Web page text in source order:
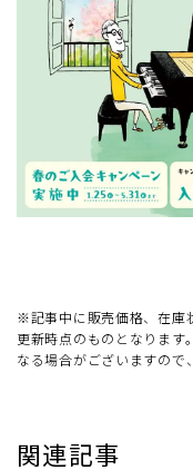
※記事中に販売価格、在庫
更新時点のものとなります
なる場合がございますので
関連記事